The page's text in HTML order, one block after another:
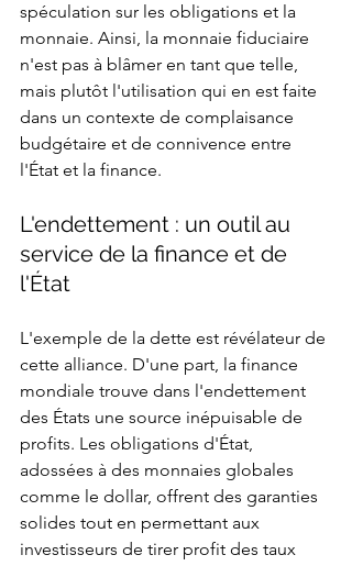
spéculation sur les obligations et la
monnaie. Ainsi, la monnaie fiduciaire
n'est pas à blâmer en tant que telle,
mais plutôt l'utilisation qui en est faite
dans un contexte de complaisance
budgétaire et de connivence entre
l'État et la finance.
L'endettement : un outil au
service de la finance et de
l'État
L'exemple de la dette est révélateur de
cette alliance. D'une part, la finance
mondiale trouve dans l'endettement
des États une source inépuisable de
profits. Les obligations d'État,
adossées à des monnaies globales
comme le dollar, offrent des garanties
solides tout en permettant aux
investisseurs de tirer profit des taux